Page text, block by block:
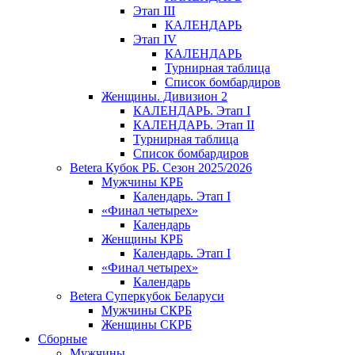
Этап III
КАЛЕНДАРЬ
Этап IV
КАЛЕНДАРЬ
Турнирная таблица
Список бомбардиров
Женщины. Дивизион 2
КАЛЕНДАРЬ. Этап I
КАЛЕНДАРЬ. Этап II
Турнирная таблица
Список бомбардиров
Betera Кубок РБ. Сезон 2025/2026
Мужчины КРБ
Календарь. Этап I
«Финал четырех»
Календарь
Женщины КРБ
Календарь. Этап I
«Финал четырех»
Календарь
Betera Суперкубок Беларуси
Мужчины СКРБ
Женщины СКРБ
Сборные